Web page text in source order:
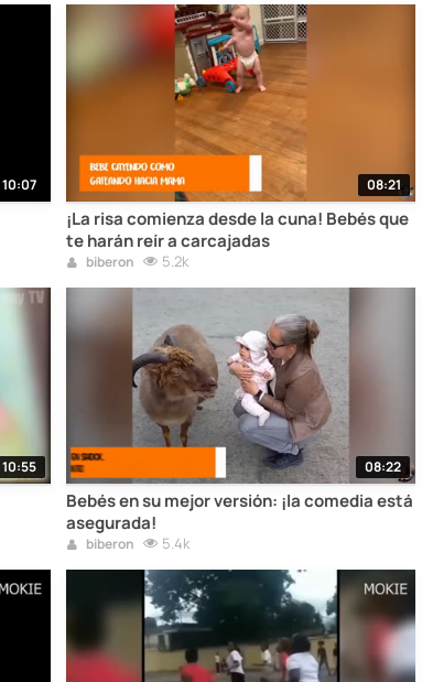
10:07 08:21
¡La risa comienza desde la cuna! Bebés que
te harán reír a carcajadas
biberon 5.2k
10:55 08:22
Bebés en su mejor versión: ¡la comedia está
asegurada!
biberon 5.4k